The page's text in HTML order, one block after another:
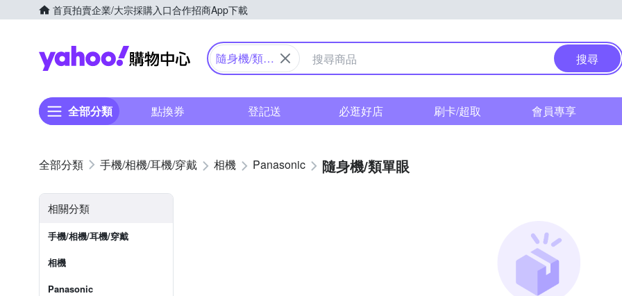
首頁拍賣企業/大宗採購入口合作招商App下載
Yahoo購物中心
隨身機/類單
搜尋
全部分類 點換券 登記送 必逛好店 刷卡/超取 會員專享
手機/相機/耳機/穿戴 相機 Panasonic 隨身機/類單眼
相關分類
手機/相機/耳機/穿戴
相機
Panasonic